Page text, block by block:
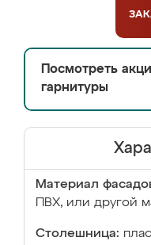
Посмотреть
гарнитуры
Материал
ПВХ, или другой
Столешница: